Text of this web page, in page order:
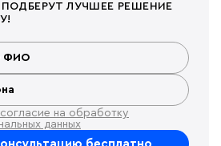
ЛУЧШЕЕ РЕШЕНИЕ
на обработку
данных